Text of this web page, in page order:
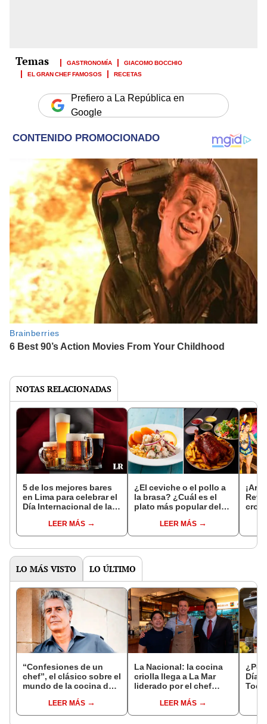
GASTRONOMÍA
GIACOMO BOCCHIO
EL GRAN CHEF FAMOSOS
RECETAS
Prefiero a La República en
Google
NOTAS RELACIONADAS
5 de los mejores bares
en Lima para celebrar el
Día Internacional de la
LEER MÁS
¿El ceviche o el pollo a
la brasa? ¿Cuál es el
plato más popular del
al debateLEER MÁS
LO MÁS VISTO LO ÚLTIMO
“Confesiones de un
chef”, el clásico sobre el
mundo de la cocina de
LEER MÁS
La Nacional: la cocina
criolla llega a La Mar
liderado por el chef
LEER MÁS
¿Por
Día